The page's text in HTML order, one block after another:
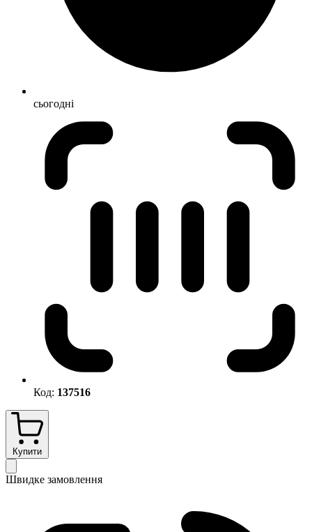
сьогодні
Код: 137516
Купити
Швидке замовлення